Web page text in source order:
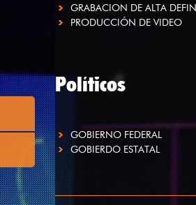
GRABACION DE ALTA
PRODUCCIÓN DE VIDEO
Políticos
GOBIERNO FEDERAL
GOBIERDO ESTATAL